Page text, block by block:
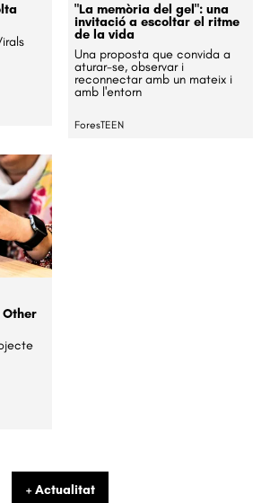
"La memòria del gel": una
invitació a escoltar el ritme
de la vida
Una proposta que convida a
aturar-se, observar i
reconnectar amb un mateix i
amb l'entorn
ForesTEEN
+ Actualitat